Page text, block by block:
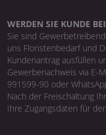
WERDEN SIE KUNDE
Sie sind
uns Floristenbedarf und
Kundenantrag ausfüllen
Gewerbenachweis via E-
991599-90 oder
Nach der Freischaltung
Ihre Zugangsdaten für